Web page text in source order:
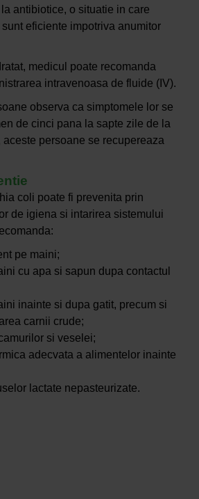
antibiotice, o situatie in care
eficiente impotriva anumitor
medicul poate recomanda
intravenoasa de fluide (IV).
observa ca simptomele lor se
de cinci pana la sapte zile de la
aceste persoane se recupereaza
coli poate fi prevenita prin
de igiena si intarirea sistemului
pe maini;
cu apa si sapun dupa contactul
inainte si dupa gatit, precum si
carnii crude;
si veselei;
adecvata a alimentelor inainte
lactate nepasteurizate.